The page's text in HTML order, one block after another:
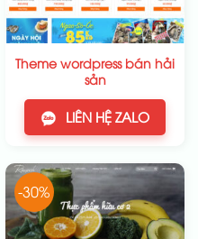
Theme wordpress bán hải
sản
LIÊN HỆ ZALO
-30%